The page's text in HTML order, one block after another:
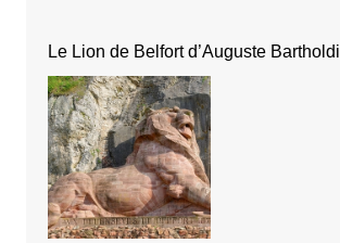
Le Lion de Belfort d’Auguste Bartholdi